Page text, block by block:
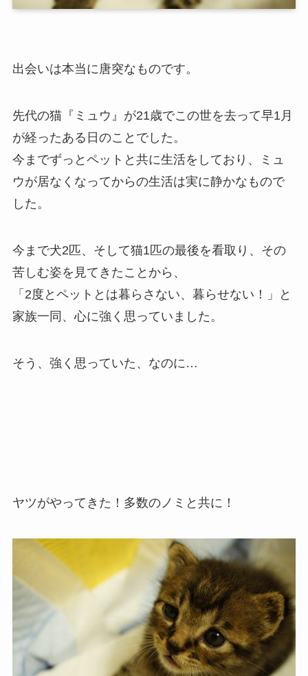
出会いは本当に唐突なものです。
先代の猫『ミュウ』が21歳でこの世を去って早1月
が経ったある日のことでした。
今までずっとペットと共に生活をしており、ミュ
ウが居なくなってからの生活は実に静かなもので
した。
今まで犬2匹、そして猫1匹の最後を看取り、その
苦しむ姿を見てきたことから、
「2度とペットとは暮らさない、暮らせない！」と
家族一同、心に強く思っていました。
そう、強く思っていた、なのに…
ヤツがやってきた！多数のノミと共に！